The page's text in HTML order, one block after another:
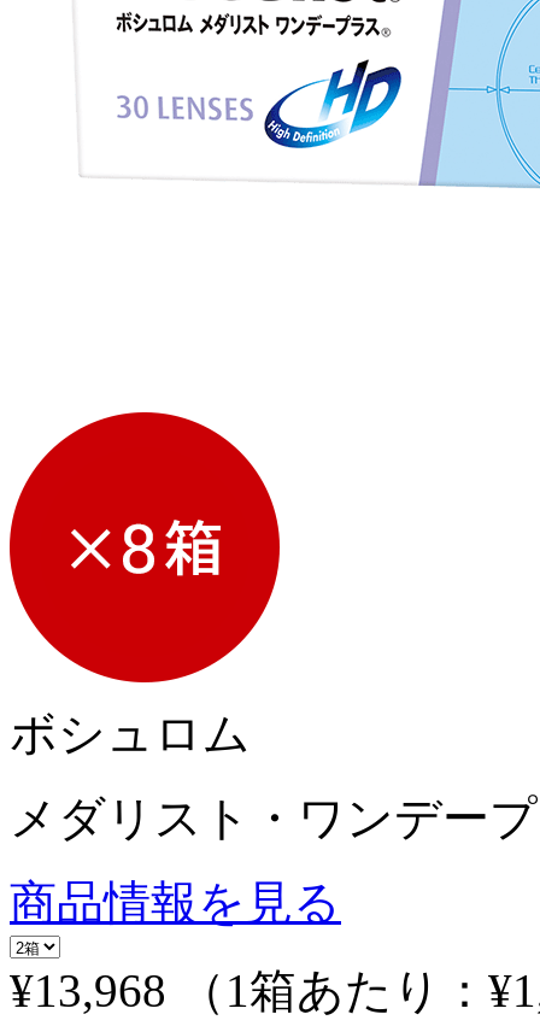
ボシュロム
メダリスト・ワンデー
商品情報を見る
¥13,968
（1箱あたり：